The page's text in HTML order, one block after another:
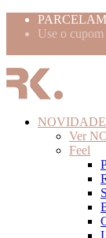
Use o
Ver
Feel